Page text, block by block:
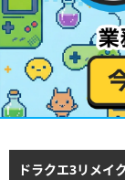
ドラクエ3リメイ